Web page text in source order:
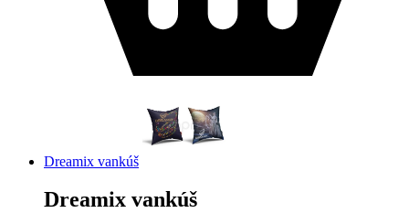
Dreamix vankúš
Dreamix vankúš